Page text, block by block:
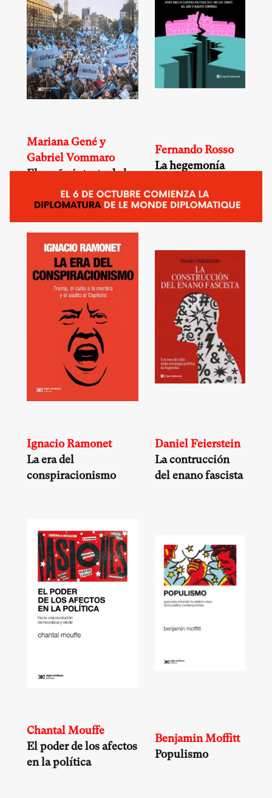
Mariana Gené y
Gabriel Vommaro
El sueño intacto de la
centroderecha
Fernando Rosso
La hegemonía
Ignacio Ramonet
La era del
conspiracionismo
Daniel Feierstein
La contrucción
del enano fascista
Chantal Mouffe
El poder de los afectos
en la política
Benjamin Moffitt
Populismo